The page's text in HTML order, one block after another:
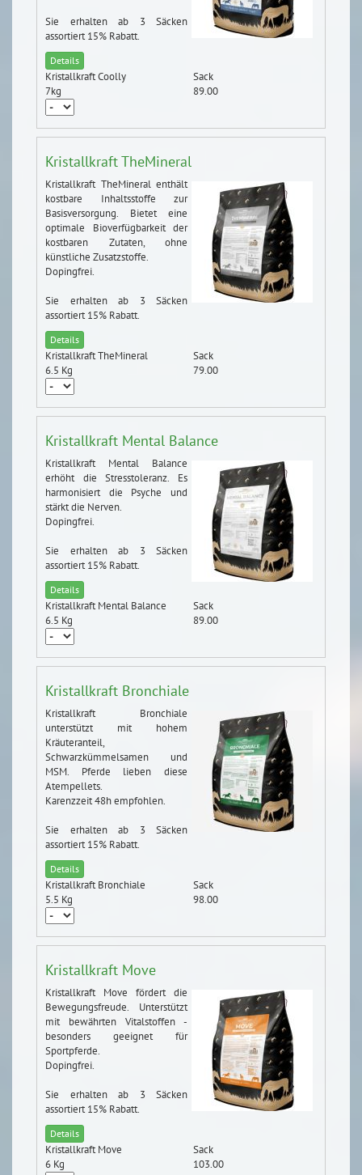
Sie erhalten ab 3 Säcken
assortiert 15% Rabatt.
Details
Kristallkraft Coolly
Sack
7kg
89.00
Kristallkraft TheMineral
Kristallkraft TheMineral enthält
kostbare Inhaltsstoffe zur
Basisversorgung. Bietet eine
optimale Bioverfügbarkeit der
kostbaren Zutaten, ohne
künstliche Zusatzstoffe.
Dopingfrei.
Sie erhalten ab 3 Säcken
assortiert 15% Rabatt.
Details
Kristallkraft TheMineral
Sack
6.5 Kg
79.00
Kristallkraft Mental Balance
Kristallkraft Mental Balance
erhöht die Stresstoleranz. Es
harmonisiert die Psyche und
stärkt die Nerven.
Dopingfrei.
Sie erhalten ab 3 Säcken
assortiert 15% Rabatt.
Details
Kristallkraft Mental Balance
Sack
6.5 Kg
89.00
Kristallkraft Bronchiale
Kristallkraft Bronchiale
unterstützt mit hohem
Kräuteranteil,
Schwarzkümmelsamen und
MSM. Pferde lieben diese
Atempellets.
Karenzzeit 48h empfohlen.
Sie erhalten ab 3 Säcken
assortiert 15% Rabatt.
Details
Kristallkraft Bronchiale
Sack
5.5 Kg
98.00
Kristallkraft Move
Kristallkraft Move fördert die
Bewegungsfreude. Unterstützt
mit bewährten Vitalstoffen -
besonders geeignet für
Sportpferde.
Dopingfrei.
Sie erhalten ab 3 Säcken
assortiert 15% Rabatt.
Details
Kristallkraft Move
Sack
6 Kg
103.00